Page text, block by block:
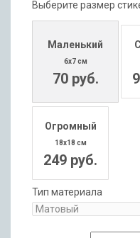
Выберите размер
Маленький
6x7 см
70 руб.
Огромный
18x18 см
249 руб.
Тип материала